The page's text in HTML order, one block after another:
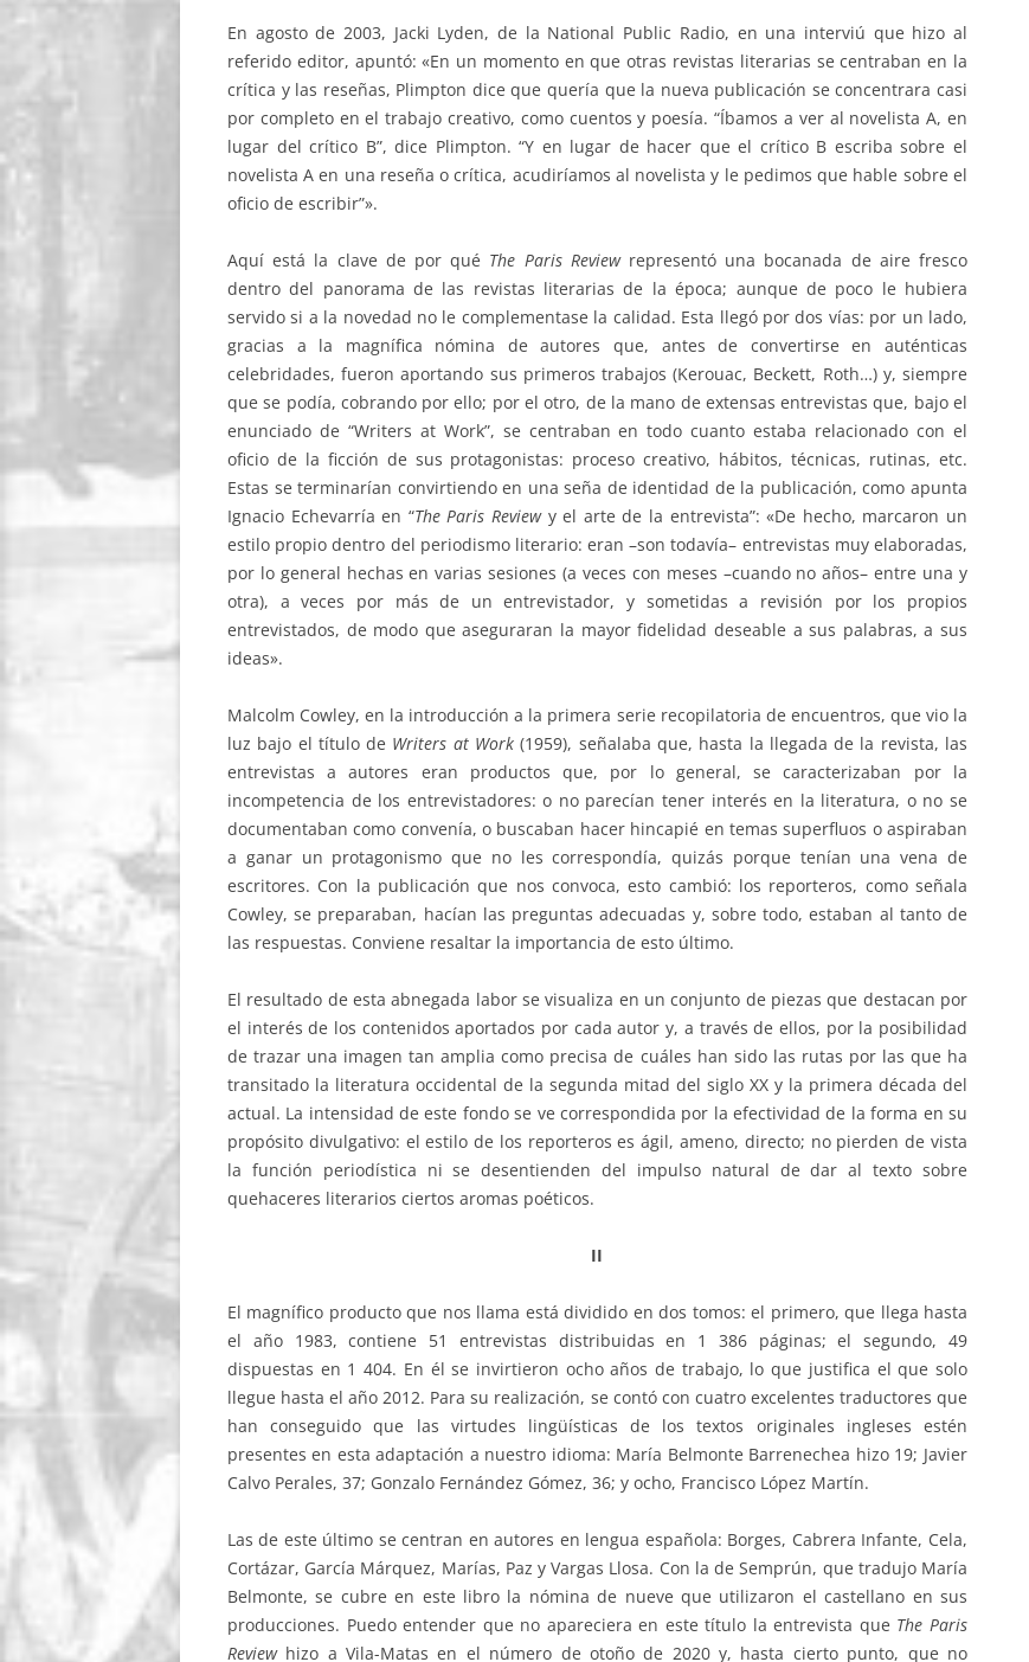
En agosto de 2003, Jacki Lyden, de la National Public Radio, en una interviú que hizo al
referido editor, apuntó: «En un momento en que otras revistas literarias se centraban en la
crítica y las reseñas, Plimpton dice que quería que la nueva publicación se concentrara casi
por completo en el trabajo creativo, como cuentos y poesía. “Íbamos a ver al novelista A, en
lugar del crítico B”, dice Plimpton. “Y en lugar de hacer que el crítico B escriba sobre el
novelista A en una reseña o crítica, acudiríamos al novelista y le pedimos que hable sobre el
oficio de escribir”».
Aquí está la clave de por qué The Paris Reviewrepresentó una bocanada de aire fresco
dentro del panorama de las revistas literarias de la época; aunque de poco le hubiera
servido si a la novedad no le complementase la calidad. Esta llegó por dos vías: por un lado,
gracias a la magnífica nómina de autores que, antes de convertirse en auténticas
celebridades, fueron aportando sus primeros trabajos (Kerouac, Beckett, Roth…) y, siempre
que se podía, cobrando por ello; por el otro, de la mano de extensas entrevistas que, bajo el
enunciado de “Writers at Work”, se centraban en todo cuanto estaba relacionado con el
oficio de la ficción de sus protagonistas: proceso creativo, hábitos, técnicas, rutinas, etc.
Estas se terminarían convirtiendo en una seña de identidad de la publicación, como apunta
Ignacio Echevarría en “The Paris Reviewy el arte de la entrevista”: «De hecho, marcaron un
estilo propio dentro del periodismo literario: eran –son todavía– entrevistas muy elaboradas,
por lo general hechas en varias sesiones (a veces con meses –cuando no años– entre una y
otra), a veces por más de un entrevistador, y sometidas a revisión por los propios
entrevistados, de modo que aseguraran la mayor fidelidad deseable a sus palabras, a sus
ideas».
Malcolm Cowley, en la introducción a la primera serie recopilatoria de encuentros, que vio la
luz bajo el título de Writers at Work (1959), señalaba que, hasta la llegada de la revista, las
entrevistas a autores eran productos que, por lo general, se caracterizaban por la
incompetencia de los entrevistadores: o no parecían tener interés en la literatura, o no se
documentaban como convenía, o buscaban hacer hincapié en temas superfluos o aspiraban
a ganar un protagonismo que no les correspondía, quizás porque tenían una vena de
escritores. Con la publicación que nos convoca, esto cambió: los reporteros, como señala
Cowley, se preparaban, hacían las preguntas adecuadas y, sobre todo, estaban al tanto de
las respuestas. Conviene resaltar la importancia de esto último.
El resultado de esta abnegada labor se visualiza en un conjunto de piezas que destacan por
el interés de los contenidos aportados por cada autor y, a través de ellos, por la posibilidad
de trazar una imagen tan amplia como precisa de cuáles han sido las rutas por las que ha
transitado la literatura occidental de la segunda mitad del siglo XX y la primera década del
actual. La intensidad de este fondo se ve correspondida por la efectividad de la forma en su
propósito divulgativo: el estilo de los reporteros es ágil, ameno, directo; no pierden de vista
la función periodística ni se desentienden del impulso natural de dar al texto sobre
quehaceres literarios ciertos aromas poéticos.
II
El magnífico producto que nos llama está dividido en dos tomos: el primero, que llega hasta
el año 1983, contiene 51 entrevistas distribuidas en 1 386 páginas; el segundo, 49
dispuestas en 1 404. En él se invirtieron ocho años de trabajo, lo que justifica el que solo
llegue hasta el año 2012. Para su realización, se contó con cuatro excelentes traductores que
han conseguido que las virtudes lingüísticas de los textos originales ingleses estén
presentes en esta adaptación a nuestro idioma: María Belmonte Barrenechea hizo 19; Javier
Calvo Perales, 37; Gonzalo Fernández Gómez, 36; y ocho, Francisco López Martín.
Las de este último se centran en autores en lengua española: Borges, Cabrera Infante, Cela,
Cortázar, García Márquez, Marías, Paz y Vargas Llosa. Con la de Semprún, que tradujo María
Belmonte, se cubre en este libro la nómina de nueve que utilizaron el castellano en sus
producciones. Puedo entender que no apareciera en este título la entrevista que The Paris
Reviewhizo a Vila-Matas en el número de otoño de 2020 y, hasta cierto punto, que no